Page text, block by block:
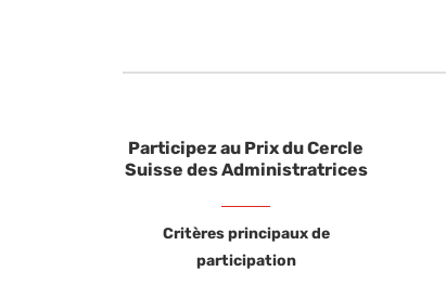
Participez au Prix du Cercle
Suisse des Administratrices
Critères principaux de
participation